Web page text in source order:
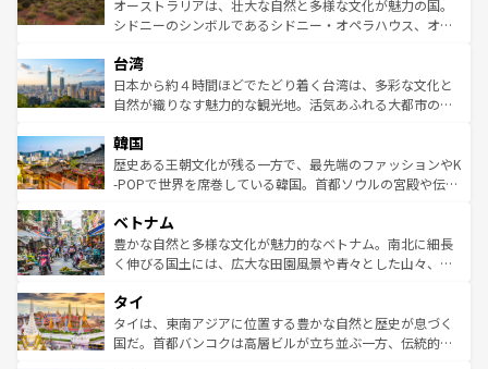
るだろう。車でのロードトリップや列車の旅も、アメリカ
情報は
文化や歴史が息づいている。「アロハスピリット」と呼ば
人々、おいしいローカルフードやハワイアンミュージッ
ク、伝統的なフラダンスなど、すべてがハワイの魅力を彩
っている。訪れるたびに新しい発見と感動が待っているハ
はコンテンツ一覧
オーストラリアは、壮大な自然と多様な文化が魅力の国。
シドニーのシンボルであるシドニー・オペラハウス、オー
リアリーフや大陸中央部にそびえるウルル（エアーズロッ
ク）、タスマニアの美しい原生林やケアンズの熱帯雨林な
ど、見どころがたくさん。また、カフェやワイン、オージ
いる。アクティビティも充実しており、サーフィンやダイ
ビング、ハイキングなど、アウトドア好きにはたまらな
い。オーストラリアの多彩な魅力を存分に味わいつくそ
参照してほしい。
台湾
日本から約４時間ほどでたどり着く台湾は、多彩な文化と
自然が織りなす魅力的な観光地。活気あふれる大都市の台
ン）、静ひつな山岳地帯である台湾東部など、都市の喧騒
と山間の静けさが共存しており、訪れる人に新しい発見と
驚きをもたらしてくれる。また、奥深い台湾の食文化も魅
容にもいいと評判のスイーツなど、バラエティ豊かな料理
が味わえる。 なお、新着の台湾情報は コンテンツ一覧を参
照してほしい。
韓国
歴史ある王朝文化が残る一方で、最先端のファッションやK
-POPで世界を席巻している韓国。首都ソウルの宮殿や伝統
き、地方に足を延ばせば四季折々の自然美を楽しむことが
できる。そして、キムチや焼肉、絶品のストリートフード
まで、さまざまな韓国料理が待っている。夜には、韓国な
リティに包まれながら、韓国の多彩な魅力を心ゆくまで味
わってみてほしい。 なお、新着の韓国情報はコンテンツ一
覧を参照してほしい。
ベトナム
豊かな自然と多様な文化が魅力的なベトナム。南北に細長
く伸びる国土には、広大な田園風景や青々とした山々、世
急速な発展と共に伝統が息づく。ハノイの古い町並みやホ
ーチミン市のフランス統治時代の建物も、独特の雰囲気を
醸し出している。また、バラエティの豊かさとおいしさで
タイ
タイは、東南アジアに位置する豊かな自然と歴史が息づく
国だ。首都バンコクは高層ビルが立ち並ぶ一方、伝統的な